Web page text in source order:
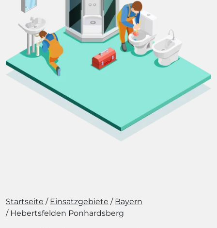
Startseite Einsatzgebiete
Bayern
Hebertsfelden Ponhardsberg